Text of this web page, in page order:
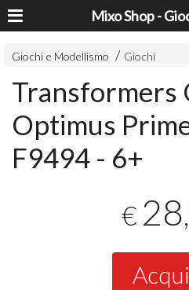
Giochi e Modellismo Giochi
Transformers
Optimus
F9494 - 6+
€ 28